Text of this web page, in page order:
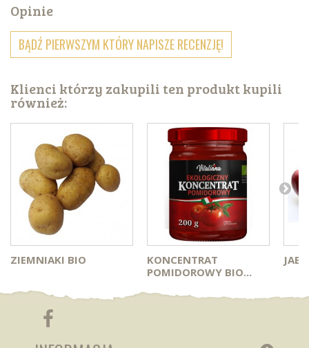
Opinie
BĄDŹ PIERWSZYM KTÓRY NAPISZE RECENZJĘ!
Klienci którzy zakupili ten produkt kupili
również:
ZIEMNIAKI BIO
KONCENTRAT
POMIDOROWY BIO...